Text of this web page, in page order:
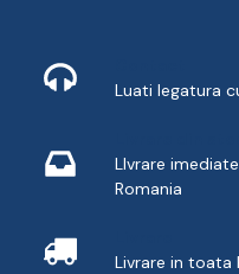
Luati legatura
LIvrare
Romania
Livrare in toata